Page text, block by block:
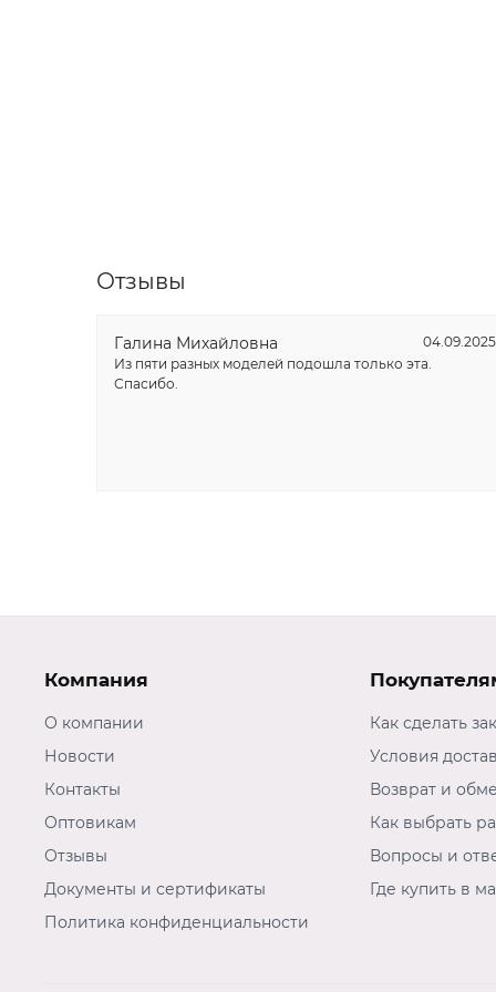
Отзывы
Галина Михайловна
04.09.2025
Из пяти разных моделей подошла только эта.
Спасибо.
Компания
О компании
Новости
Контакты
Оптовикам
Отзывы
Документы и сертификаты
Политика конфиденциальности
Как сделать
Условия
Возврат и
Как выбрать
Вопросы и
Где купить в